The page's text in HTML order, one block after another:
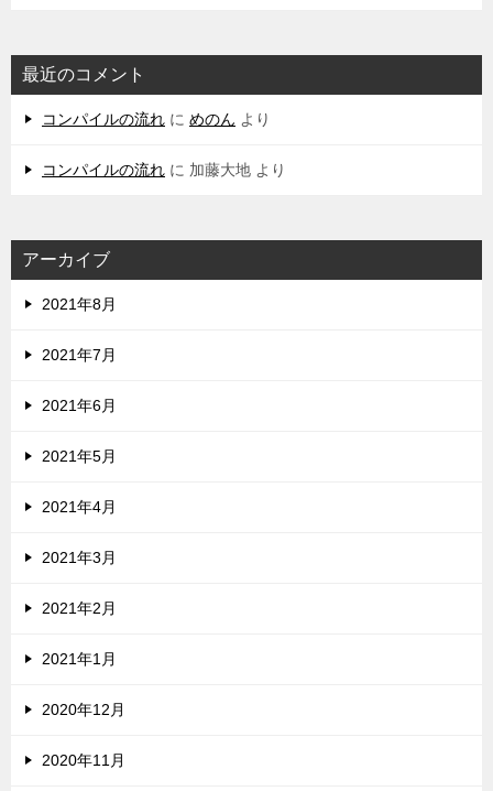
最近のコメント
コンパイルの流れ に めのん より
コンパイルの流れ に 加藤大地 より
アーカイブ
2021年8月
2021年7月
2021年6月
2021年5月
2021年4月
2021年3月
2021年2月
2021年1月
2020年12月
2020年11月